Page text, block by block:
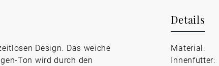
Design. Das weiche
Ton wird durch den
Details
Material:
Innenfutter: